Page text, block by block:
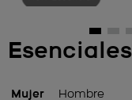
Esenciales
Mujer Hombre